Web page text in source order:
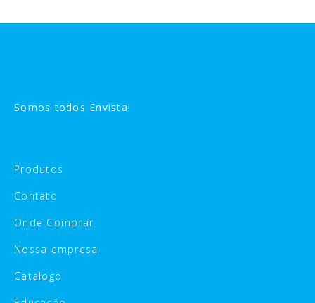
Somos todos Envista!
Produtos
Contato
Onde Comprar
Nossa empresa
Catalogo